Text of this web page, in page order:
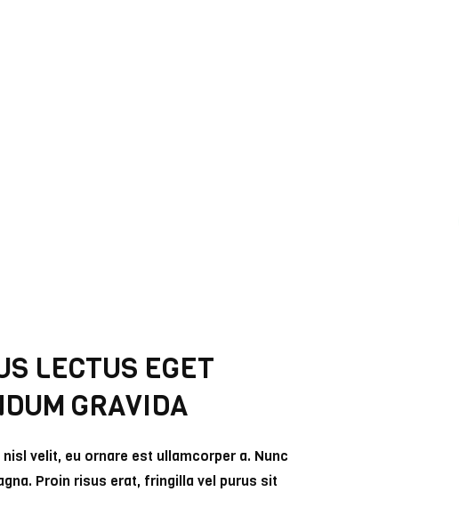
LECTUS EGET
GRAVIDA
velit, eu ornare est ullamcorper a. Nunc
Proin risus erat, fringilla vel purus sit